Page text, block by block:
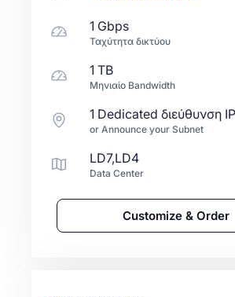
1 Gbps
Ταχύτητα δικτύου
1 TB
Μηνιαίο Bandwidth
1 Dedicated διεύθυνση IP
or Announce your Subnet
LD7,LD4
Data Center
Customize & Order